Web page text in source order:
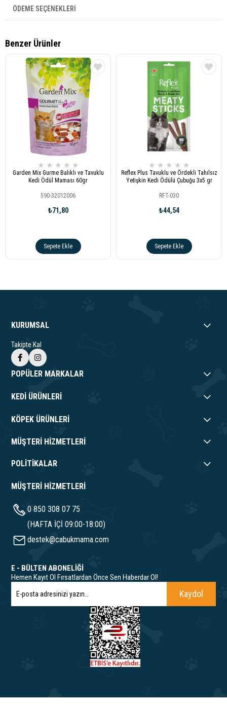
ÖDEME SEÇENEKLERI
Benzer Ürünler
★ ★ ★ ★ ★
Garden Mix Gurme Balıklı ve Tavuklu
Kedi Ödül Maması 60gr
590-32012006
₺71,80
Sepete Ekle
★ ★ ★ ★ ★
Reflex Plus Tavuklu ve Ördekli Tahılsız
Yetişkin Kedi Ödülü Çubuğu 3x5 gr
RFT-030
₺44,54
Sepete Ekle
KURUMSAL
Takipte Kal
POPÜLER MARKALAR
KEDİ ÜRÜNLERİ
KÖPEK ÜRÜNLERİ
MÜŞTERİ HİZMETLERİ
POLİTİKALAR
MÜŞTERİ HİZMETLERİ
0 850 308 07 75
(HAFTA İÇİ 09:00-18:00)
destek@cabukmama.com
E - BÜLTEN ABONELİĞİ
Hemen Kayıt Ol Fırsatlardan Önce Sen Haberdar Ol!
Kaydol